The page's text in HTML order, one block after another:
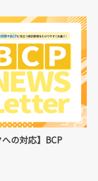
の対応】BCP